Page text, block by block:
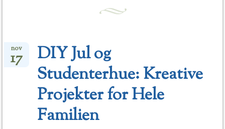
DIY Jul og
Studenterhue: Kreative
Projekter for Hele
Familien
nov
17